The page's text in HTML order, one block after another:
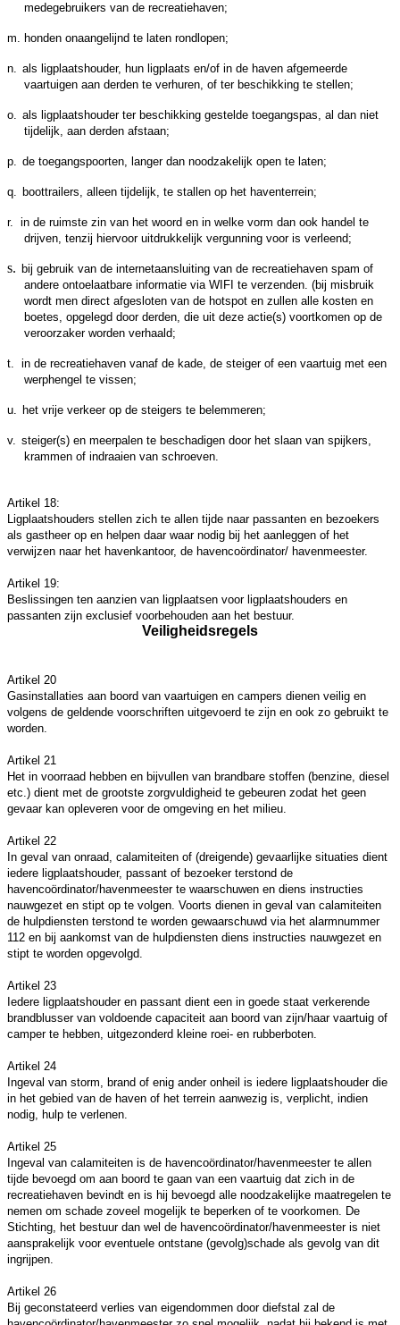
medegebruikers van de recreatiehaven;
m. honden onaangelijnd te laten rondlopen;
n. als ligplaatshouder, hun ligplaats en/of in de haven afgemeerde
vaartuigen aan derden te verhuren, of ter beschikking te stellen;
o. als ligplaatshouder ter beschikking gestelde toegangspas, al dan niet
tijdelijk, aan derden afstaan;
p. de toegangspoorten, langer dan noodzakelijk open te laten;
q. boottrailers, alleen tijdelijk, te stallen op het haventerrein;
r. in de ruimste zin van het woord en in welke vorm dan ook handel te
drijven, tenzij hiervoor uitdrukkelijk vergunning voor is verleend;
s. bij gebruik van de internetaansluiting van de recreatiehaven spam of
andere ontoelaatbare informatie via WIFI te verzenden. (bij misbruik
wordt men direct afgesloten van de hotspot en zullen alle kosten en
boetes, opgelegd door derden, die uit deze actie(s) voortkomen op de
veroorzaker worden verhaald;
t. in de recreatiehaven vanaf de kade, de steiger of een vaartuig met een
werphengel te vissen;
u. het vrije verkeer op de steigers te belemmeren;
v. steiger(s) en meerpalen te beschadigen door het slaan van spijkers,
krammen of indraaien van schroeven.
Artikel 18:
Ligplaatshouders stellen zich te allen tijde naar passanten en bezoekers
als gastheer op en helpen daar waar nodig bij het aanleggen of het
verwijzen naar het havenkantoor, de havencoördinator/ havenmeester.
Artikel 19:
Beslissingen ten aanzien van ligplaatsen voor ligplaatshouders en
passanten zijn exclusief voorbehouden aan het bestuur.
Veiligheidsregels
Artikel 20
Gasinstallaties aan boord van vaartuigen en campers dienen veilig en
volgens de geldende voorschriften uitgevoerd te zijn en ook zo gebruikt te
worden.
Artikel 21
Het in voorraad hebben en bijvullen van brandbare stoffen (benzine, diesel
etc.) dient met de grootste zorgvuldigheid te gebeuren zodat het geen
gevaar kan opleveren voor de omgeving en het milieu.
Artikel 22
In geval van onraad, calamiteiten of (dreigende) gevaarlijke situaties dient
iedere ligplaatshouder, passant of bezoeker terstond de
havencoördinator/havenmeester te waarschuwen en diens instructies
nauwgezet en stipt op te volgen. Voorts dienen in geval van calamiteiten
de hulpdiensten terstond te worden gewaarschuwd via het alarmnummer
112 en bij aankomst van de hulpdiensten diens instructies nauwgezet en
stipt te worden opgevolgd.
Artikel 23
Iedere ligplaatshouder en passant dient een in goede staat verkerende
brandblusser van voldoende capaciteit aan boord van zijn/haar vaartuig of
camper te hebben, uitgezonderd kleine roei- en rubberboten.
Artikel 24
Ingeval van storm, brand of enig ander onheil is iedere ligplaatshouder die
in het gebied van de haven of het terrein aanwezig is, verplicht, indien
nodig, hulp te verlenen.
Artikel 25
Ingeval van calamiteiten is de havencoördinator/havenmeester te allen
tijde bevoegd om aan boord te gaan van een vaartuig dat zich in de
recreatiehaven bevindt en is hij bevoegd alle noodzakelijke maatregelen te
nemen om schade zoveel mogelijk te beperken of te voorkomen. De
Stichting, het bestuur dan wel de havencoördinator/havenmeester is niet
aansprakelijk voor eventuele ontstane (gevolg)schade als gevolg van dit
ingrijpen.
Artikel 26
Bij geconstateerd verlies van eigendommen door diefstal zal de